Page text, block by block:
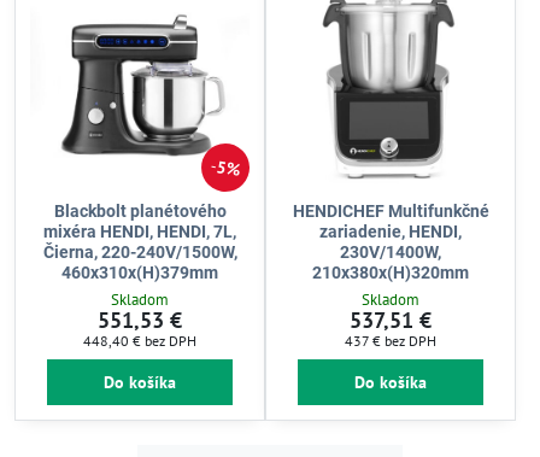
5%
Blackbolt planétového
mixéra HENDI, HENDI, 7L,
Čierna, 220-240V/1500W,
460x310x(H)379mm
Skladom
551,53 €
448,40 € bez DPH
Do košíka
HENDICHEF Multifunkčné
zariadenie, HENDI,
230V/1400W,
210x380x(H)320mm
Skladom
537,51 €
437 € bez DPH
Do košíka